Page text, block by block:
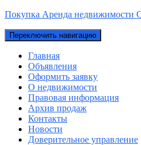
Покупка Аренда недвижимости
Переключить навигацию
Главная
Объявления
Оформить заявку
О недвижимости
Правовая информация
Архив продаж
Контакты
Новости
Доверительное управление